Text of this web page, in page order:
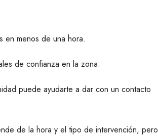
en menos de una hora.
de confianza en la zona.
puede ayudarte a dar con un contacto
de la hora y el tipo de intervención, pero